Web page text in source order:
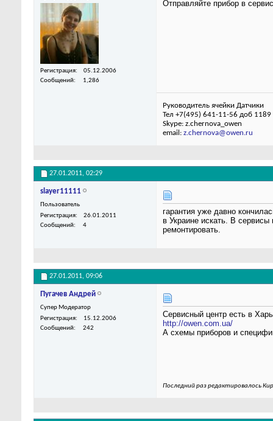
Регистрация
05.12.2006
Сообщений
1,286
Отправляйте прибор в
Руководитель ячейки Датчики
Тел +7(495) 641-11-56 доб 1189
Skype: z.chernova_owen
email: z.chernova@owen.ru
27.01.2011, 02:29
slayer11111
Пользователь
Регистрация
26.01.2011
Сообщений
4
гарантия уже давно
в Украине искать. В
ремонтировать.
27.01.2011, 09:06
Пугачев Андрей
Супер Модератор
Регистрация
15.12.2006
Сообщений
242
Сервисный центр есть в
http://owen.com.ua/
А схемы приборов и
Последний раз редактировалось